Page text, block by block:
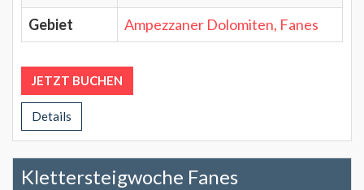
Gebiet
Ampezzaner Dolomiten, Fanes
JETZT BUCHEN
Details
Klettersteigwoche Fanes